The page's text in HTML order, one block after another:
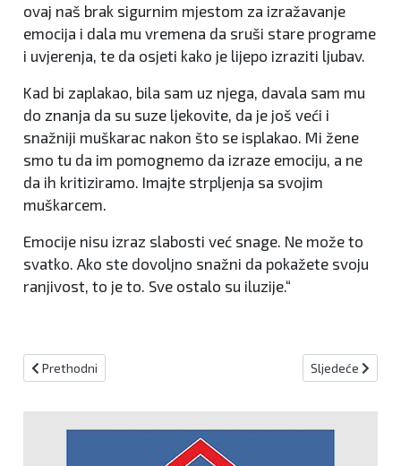
ovaj naš brak sigurnim mjestom za izražavanje
emocija i dala mu vremena da sruši stare programe
i uvjerenja, te da osjeti kako je lijepo izraziti ljubav.
Kad bi zaplakao, bila sam uz njega, davala sam mu
do znanja da su suze ljekovite, da je još veći i
snažniji muškarac nakon što se isplakao. Mi žene
smo tu da im pomognemo da izraze emociju, a ne
da ih kritiziramo. Imajte strpljenja sa svojim
muškarcem.
Emocije nisu izraz slabosti već snage. Ne može to
svatko. Ako ste dovoljno snažni da pokažete svoju
ranjivost, to je to. Sve ostalo su iluzije.“
Prethodni članak: HOW TO BE WASTE FREE! MJESEČNI IZAZOV
Prethodni Sljedeći
Sljedeće